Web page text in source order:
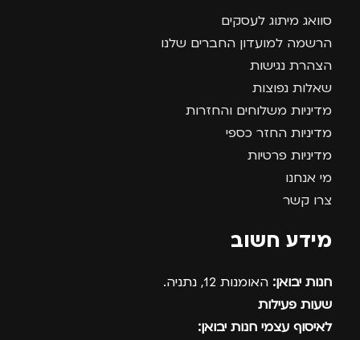
סוואג מיתוג לעסקים
הרשמה למועדון החברים שלנו
הצהרת נגישות
שאלות נפוצות
מדיניות משלוחים והחזרות
מדיניות החזר כספי
מדיניות פרטיות
מי אנחנו
צרו קשר
מידע חשוב
חנות יבואן: האומנות 12, נתניה.
שעות פעילות
לאיסוף עצמי חנות יבואן: